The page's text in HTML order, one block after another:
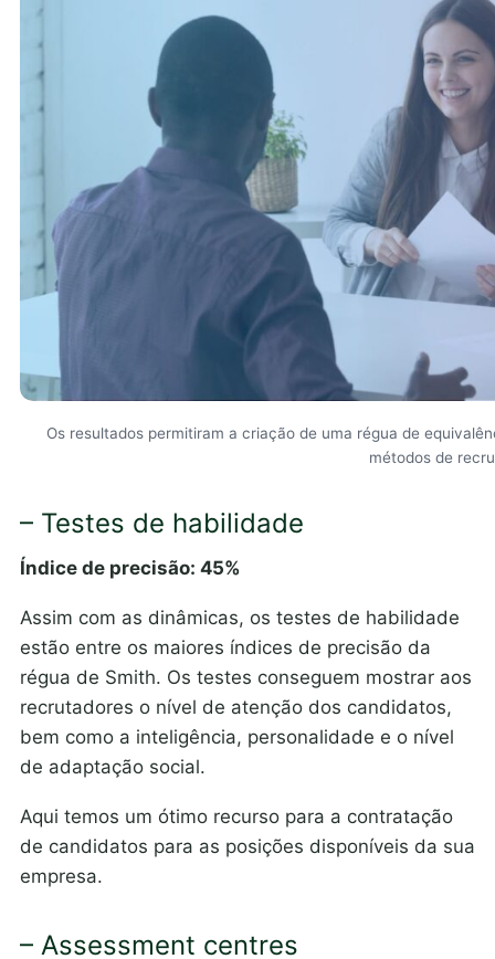
Os resultados permitiram a criação de uma régua de
métodos de
– Testes de habilidade
Índice de precisão: 45%
Assim com as dinâmicas, os testes de habilidade
estão entre os maiores índices de precisão da
régua de Smith. Os testes conseguem mostrar aos
recrutadores o nível de atenção dos candidatos,
bem como a inteligência, personalidade e o nível
de adaptação social.
Aqui temos um ótimo recurso para a contratação
de candidatos para as posições disponíveis da sua
empresa.
– Assessment centres